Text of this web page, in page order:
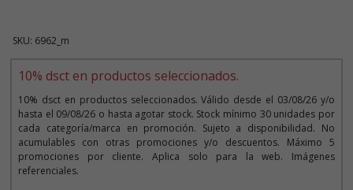
SKU: 6962_m
10% dsct en productos seleccionados.
10% dsct en productos seleccionados. Válido desde el 03/08/26 y/o
hasta el 09/08/26 o hasta agotar stock. Stock mínimo 30 unidades por
cada categoría/marca en promoción. Sujeto a disponibilidad. No
acumulables con otras promociones y/o descuentos. Máximo 5
promociones por cliente. Aplica solo para la web. Imágenes
referenciales.